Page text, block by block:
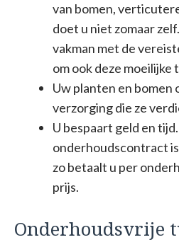
van bomen,
doet u niet zomaar
vakman met de
om ook deze moeilijke
Uw planten en bomen
verzorging die ze
U bespaart geld en
onderhoudscontract
zo betaalt u per
prijs.
Onderhoudsvrije